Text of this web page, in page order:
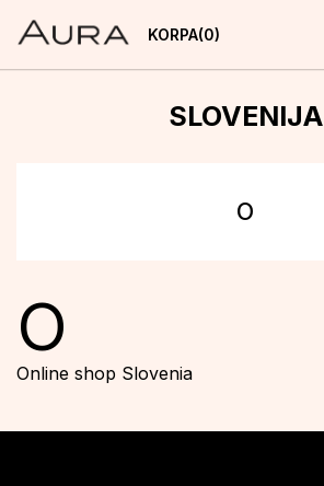
KORPA 0
SLOVENIJA
O
O
Online shop Slovenia